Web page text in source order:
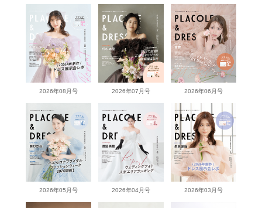
2026年08月号 2026年07月号 2026年06月号
2026年05月号 2026年04月号 2026年03月号